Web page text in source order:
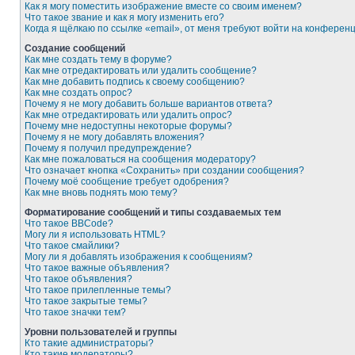
Как я могу поместить изображение вместе со своим именем?
Что такое звание и как я могу изменить его?
Когда я щёлкаю по ссылке «email», от меня требуют войти на
Создание сообщений
Как мне создать тему в форуме?
Как мне отредактировать или удалить сообщение?
Как мне добавить подпись к своему сообщению?
Как мне создать опрос?
Почему я не могу добавить больше вариантов ответа?
Как мне отредактировать или удалить опрос?
Почему мне недоступны некоторые форумы?
Почему я не могу добавлять вложения?
Почему я получил предупреждение?
Как мне пожаловаться на сообщения модератору?
Что означает кнопка «Сохранить» при создании сообщения?
Почему моё сообщение требует одобрения?
Как мне вновь поднять мою тему?
Форматирование сообщений и типы создаваемых тем
Что такое BBCode?
Могу ли я использовать HTML?
Что такое смайлики?
Могу ли я добавлять изображения к сообщениям?
Что такое важные объявления?
Что такое объявления?
Что такое прилепленные темы?
Что такое закрытые темы?
Что такое значки тем?
Уровни пользователей и группы
Кто такие администраторы?